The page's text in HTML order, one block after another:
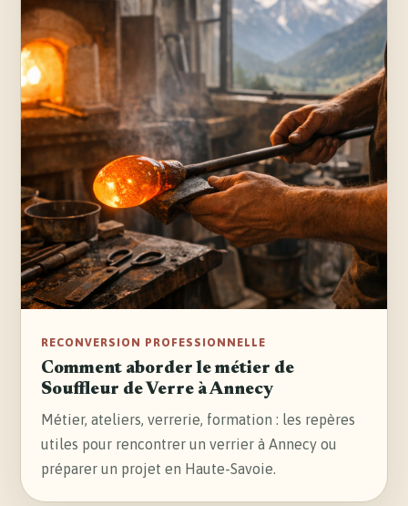
RECONVERSION PROFESSIONNELLE
Comment aborder le métier de
Souffleur de Verre à Annecy
Métier, ateliers, verrerie, formation : les repères
utiles pour rencontrer un verrier à Annecy ou
préparer un projet en Haute-Savoie.